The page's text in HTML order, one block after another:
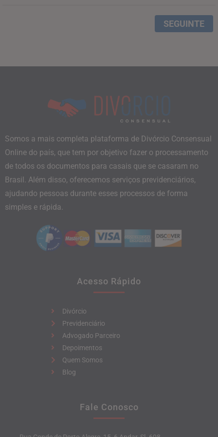
SEGUINTE
Somos a mais completa plataforma de Divórcio Consensual
Online do país, que tem por objetivo fazer o processamento
de todos os documentos para casais que se casaram no
Brasil. Além disso, oferecemos serviços previdenciários,
ajudando pessoas durante esses processos de forma
simples e rápida.
Acesso Rápido
Divórcio
Previdenciário
Advogado Parceiro
Depoimentos
Quem Somos
Blog
Fale Conosco